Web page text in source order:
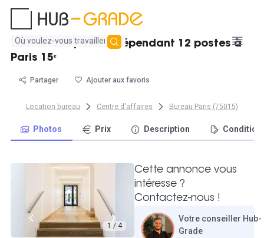
Aucun
résultat
Location espace indépendant 12 postes à
Paris 15ᵉ
Partager Ajouter aux favoris
Location bureau Centre d'affaires Bureau Paris (75015)
Photos Prix Description
1 / 4
Cette annonce vous
intéresse ?
Contactez-nous !
Votre conseiller Hub-
Grade